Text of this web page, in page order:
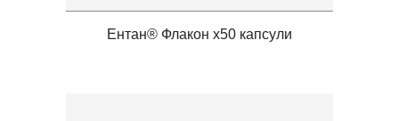
Ентан® Флакон x50 капсули